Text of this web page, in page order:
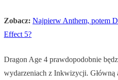
Zobacz: Najpierw Anthem, potem
Effect 5?
Dragon Age 4 prawdopodobnie
wydarzeniach z Inkwizycji. Główną